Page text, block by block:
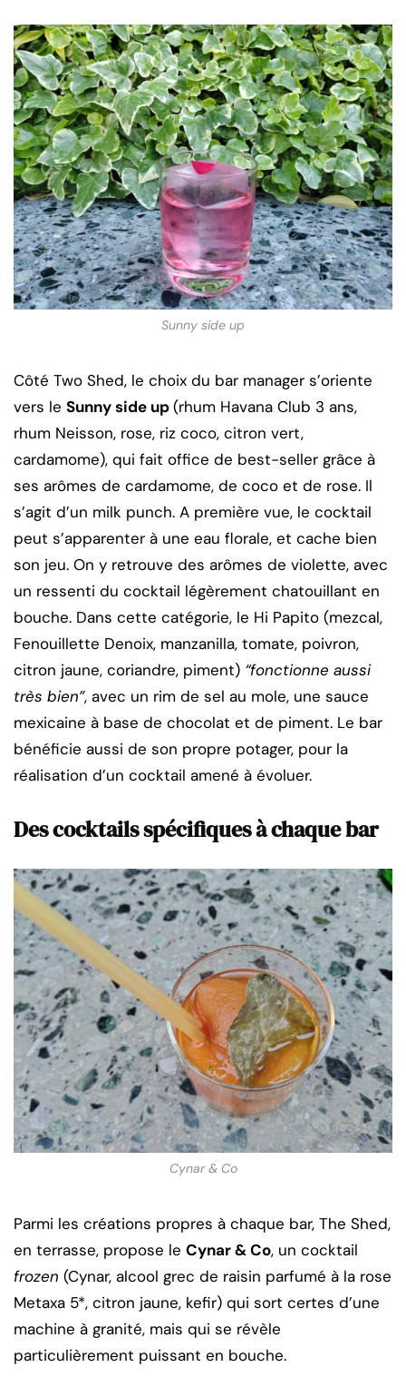
Sunny side up
Côté Two Shed, le choix du bar manager s’oriente
vers le Sunny side up(rhum Havana Club 3 ans,
rhum Neisson, rose, riz coco, citron vert,
cardamome), qui fait office de best-seller grâce à
ses arômes de cardamome, de coco et de rose. Il
s’agit d’un milk punch. A première vue, le cocktail
peut s’apparenter à une eau florale, et cache bien
son jeu. On y retrouve des arômes de violette, avec
un ressenti du cocktail légèrement chatouillant en
bouche. Dans cette catégorie, le Hi Papito (mezcal,
Fenouillette Denoix, manzanilla, tomate, poivron,
citron jaune, coriandre, piment) “fonctionne aussi
très bien”, avec un rim de sel au mole, une sauce
mexicaine à base de chocolat et de piment. Le bar
bénéficie aussi de son propre potager, pour la
réalisation d’un cocktail amené à évoluer.
Des cocktails spécifiques à chaque bar
Cynar & Co
Parmi les créations propres à chaque bar, The Shed,
en terrasse, propose le Cynar & Co, un cocktail
frozen (Cynar, alcool grec de raisin parfumé à la rose
Metaxa 5*, citron jaune, kefir) qui sort certes d’une
machine à granité, mais qui se révèle
particulièrement puissant en bouche.